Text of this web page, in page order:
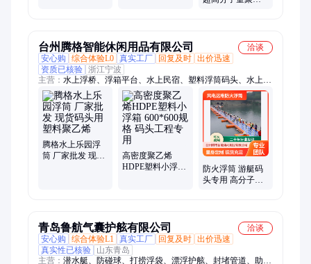
台州腾格智能休闲用品有限公司
洽谈
安心购
综合体验L0 真实工厂 回复及时 出价迅速
资质已核验 浙江宁波
主营： 水上浮桥、浮箱平台、水上民宿、塑料浮筒码头、水上太
阳能、移动式平台、音乐表演平台、多用浮筒平台、水上工程
腾格水上乐园浮
筒 厂家批发 现货
高密度聚乙烯
HDPE塑料小浮箱
防火浮筒 游艇码
头专用 高分子聚
青岛鲁航气囊护舷有限公司
洽谈
安心购
综合体验L1 真实工厂 回复及时 出价迅速
真实性已核验
山东青岛
主营： 潜水艇、防碰球、打捞浮袋、漂浮护舷、封堵管道、助浮